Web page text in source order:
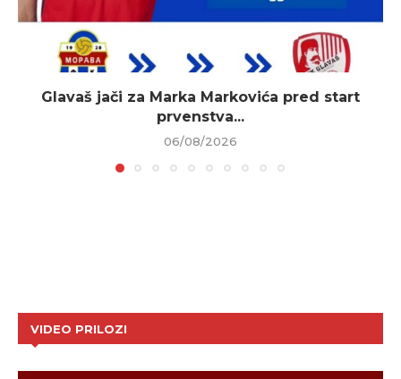
Glavaš jači za Marka Markovića pred start
prvenstva...
06/08/2026
VIDEO PRILOZI